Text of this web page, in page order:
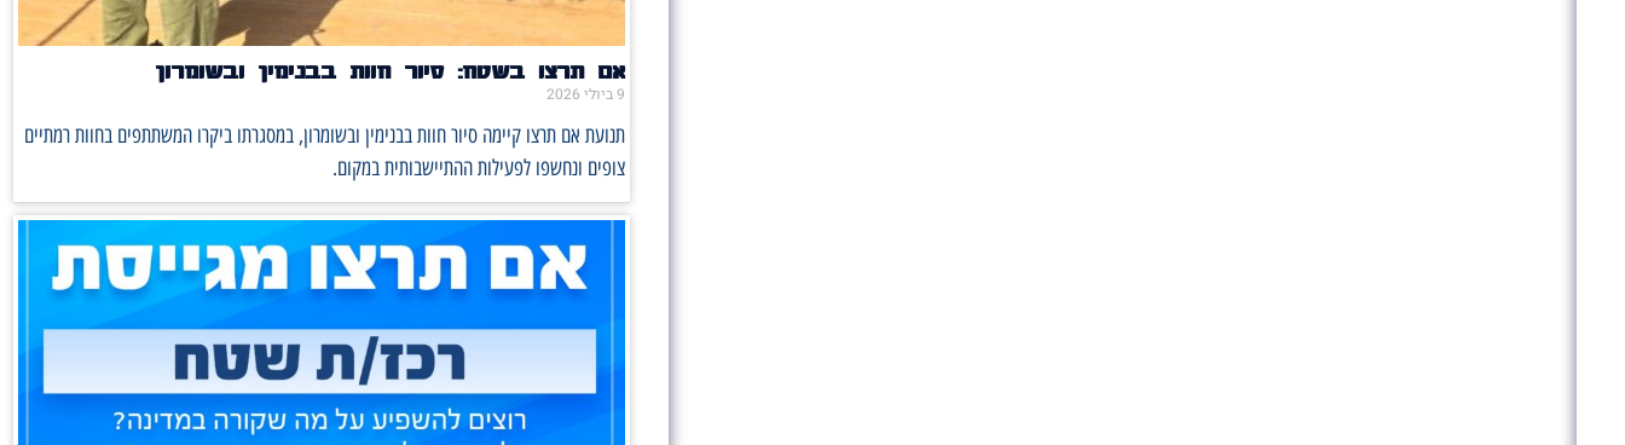
אם תרצו בשטח: סיור חוות בבנימין ובשומרון
9 ביולי 2026
תנועת אם תרצו קיימה סיור חוות בבנימין ובשומרון, במסגרתו ביקרו המשתתפים בחוות רמתיים
צופים ונחשפו לפעילות ההתיישבותית במקום.